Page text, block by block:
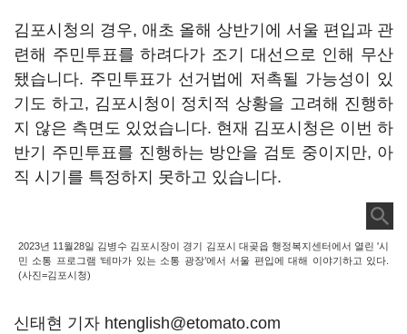
김포시청의 경우, 애초 올해 상반기에 서울 편입과 관
련해 주민투표를 하려다가 조기 대선으로 인해 무산
됐습니다. 주민투표가 선거법에 저촉될 가능성이 있
기도 하고, 김포시청이 정치적 상황을 고려해 진행하
지 않은 측면도 있었습니다. 현재 김포시청은 이번 하
반기 주민투표를 진행하는 방안을 검토 중이지만, 아
직 시기를 특정하지 못하고 있습니다.
2023년 11월28일 김병수 김포시장이 경기 김포시 대곶읍 행정복지센터에서 열린 '시
민 소통 프로그램 ‘테마가 있는 소통 광장’에서 서울 편입에 대해 이야기하고 있다.
(사진=김포시청)
신태현 기자 htenglish@etomato.com